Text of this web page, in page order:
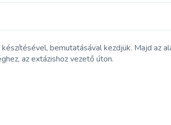
bemutatásával kezdjük. Majd az
az extázishoz vezető úton.